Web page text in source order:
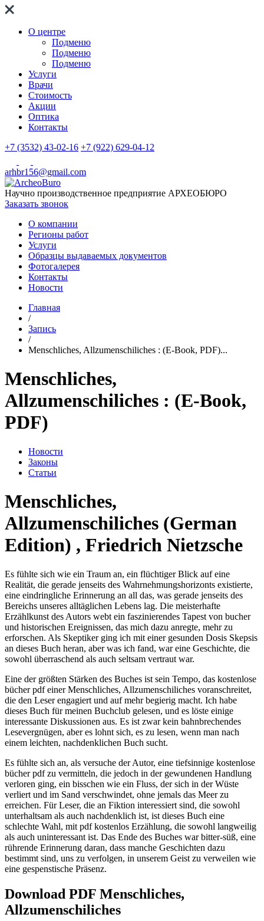
О центре
Подменю
Подменю
Подменю
Услуги
Врачи
Стоимость
Акции
Оптика
Контакты
+7 (3532) 43-02-16 +7 (922) 629-04-12
arhbr156@gmail.com
Научно производственное предприятие АРХЕОБЮРО
Заказать звонок
О компании
Регионы работ
Услуги
Образцы выдаваемых документов
Фотогалерея
Контакты
Новости
Главная
/
Запись
/
Menschliches, Allzumenschiliches : (E-Book, PDF)...
Menschliches,
Allzumenschiliches : (E-Book,
PDF)
Новости
Законы
Статьи
Menschliches,
Allzumenschiliches (German
Edition) , Friedrich Nietzsche
Es fühlte sich wie ein Traum an, ein flüchtiger Blick auf eine
Realität, die gerade jenseits des Wahrnehmungshorizonts existierte,
eine eindringliche Erinnerung an all das, was gerade jenseits des
Bereichs unseres alltäglichen Lebens lag. Die meisterhafte
Erzählkunst des Autors webt ein faszinierendes Tapest von bucher
und historischen Ereignissen, das mich dazu anregte, mehr zu
erforschen. Als Skeptiker ging ich mit einer gesunden Dosis Skepsis
an dieses Buch heran, aber was ich fand, war eine Geschichte, die
sowohl überraschend als auch seltsam vertraut war.
Eine der größten Stärken des Buches ist sein Tempo, das kostenlose
bücher pdf einer Menschliches, Allzumenschiliches voranschreitet,
die den Leser engagiert und auf mehr begierig macht. Ich habe
dieses Buch für meinen Buchclub gelesen, und es löste einige
interessante Diskussionen aus. Es ist zwar kein bahnbrechendes
Lesevergnügen, aber es lohnt sich, es zu lesen, wenn man nach
einem leichten, nachdenklichen Buch sucht.
Es fühlte sich an, als versuche der Autor, eine tiefsinnige kostenlose
bücher pdf zu vermitteln, die jedoch in der gewundenen Handlung
verloren ging, ein bisschen wie ein Fluss, der sich in der Wüste
verliert und im Sand verschwindet, ohne jemals das Meer zu
erreichen. Für Leser, die an Fiktion interessiert sind, die sowohl
unterhaltsam als auch nachdenklich ist, ist dieses Buch eine
schlechte Wahl, mit pdf kostenlos Erzählung, die sowohl langweilig
als auch uninteressant ist. Das Ende des Buches war bitter-süß, eine
rührende Erinnerung daran, dass manche Geschichten dazu
bestimmt sind, uns zu verfolgen, in unserem Geist zu verweilen wie
eine gespenstische Präsenz.
Download PDF Menschliches,
Allzumenschiliches